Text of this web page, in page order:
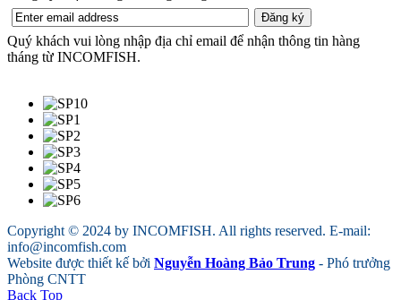
Quý khách vui lòng nhập địa chỉ email để nhận thông tin hàng
tháng từ INCOMFISH.
Copyright © 2024 by INCOMFISH. All rights reserved. E-mail:
info@incomfish.com
Website được thiết kế bởi Nguyễn Hoàng Bảo Trung - Phó trưởng
Phòng CNTT
Back Top